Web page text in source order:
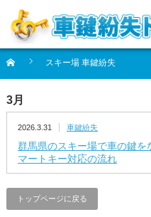
スキー場 車鍵紛失
3月
2026.3.31 車鍵紛失
群馬県のスキー場で車の鍵を
マートキー対応の流れ
トップページに戻る